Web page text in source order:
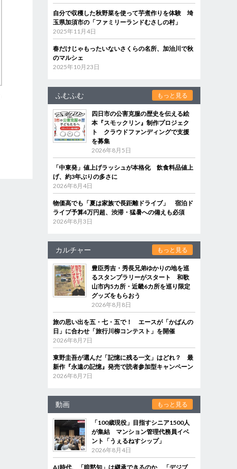
自分で収穫した秋野菜を使って芋煮作りを体験 埼
玉県加須市の「ファミリーランドむさしの村」
2025年11月4日
春だけじゃもったいないさくらの名所、加治川で秋
のマルシェ
2025年10月23日
ふむふむ もっと見る
四日市の公害克服の歴史を伝える絵
本『スモックリン』制作プロジェク
ト クラウドファンディングで支援
を募集
2026年8月5日
「中東発」値上げラッシュが本格化 飲食料品値上
げ、約3年ぶりの多さに
2026年8月4日
物価高でも「夏は家族で長距離ドライブ」 宿泊ド
ライブ予算4万円超、渋滞・猛暑への備えも必須
2026年8月3日
カルチャー もっと見る
豊臣秀吉・秀長兄弟ゆかりの地を巡
るスタンプラリーがスタート 和歌
山市内5カ所・近畿6カ所を巡り限定
グッズをもらおう
2026年8月8日
旅の思い出を五・七・五で！ エースが「かばんの
日」に合わせ「旅行川柳コンテスト」を開催
2026年8月7日
東野圭吾が選んだ「記憶に残る一文」はどれ？ 最
新作『永遠の記憶』発売で読者参加型キャンペーン
2026年8月7日
動画 もっと見る
「100歳現役」目指すシニア1500人
が集結 マンション管理代務員イベ
ント「うぇるねすシップ」
2026年8月4日
AI時代、「暗黙知」は継承できるのか 「デジブ